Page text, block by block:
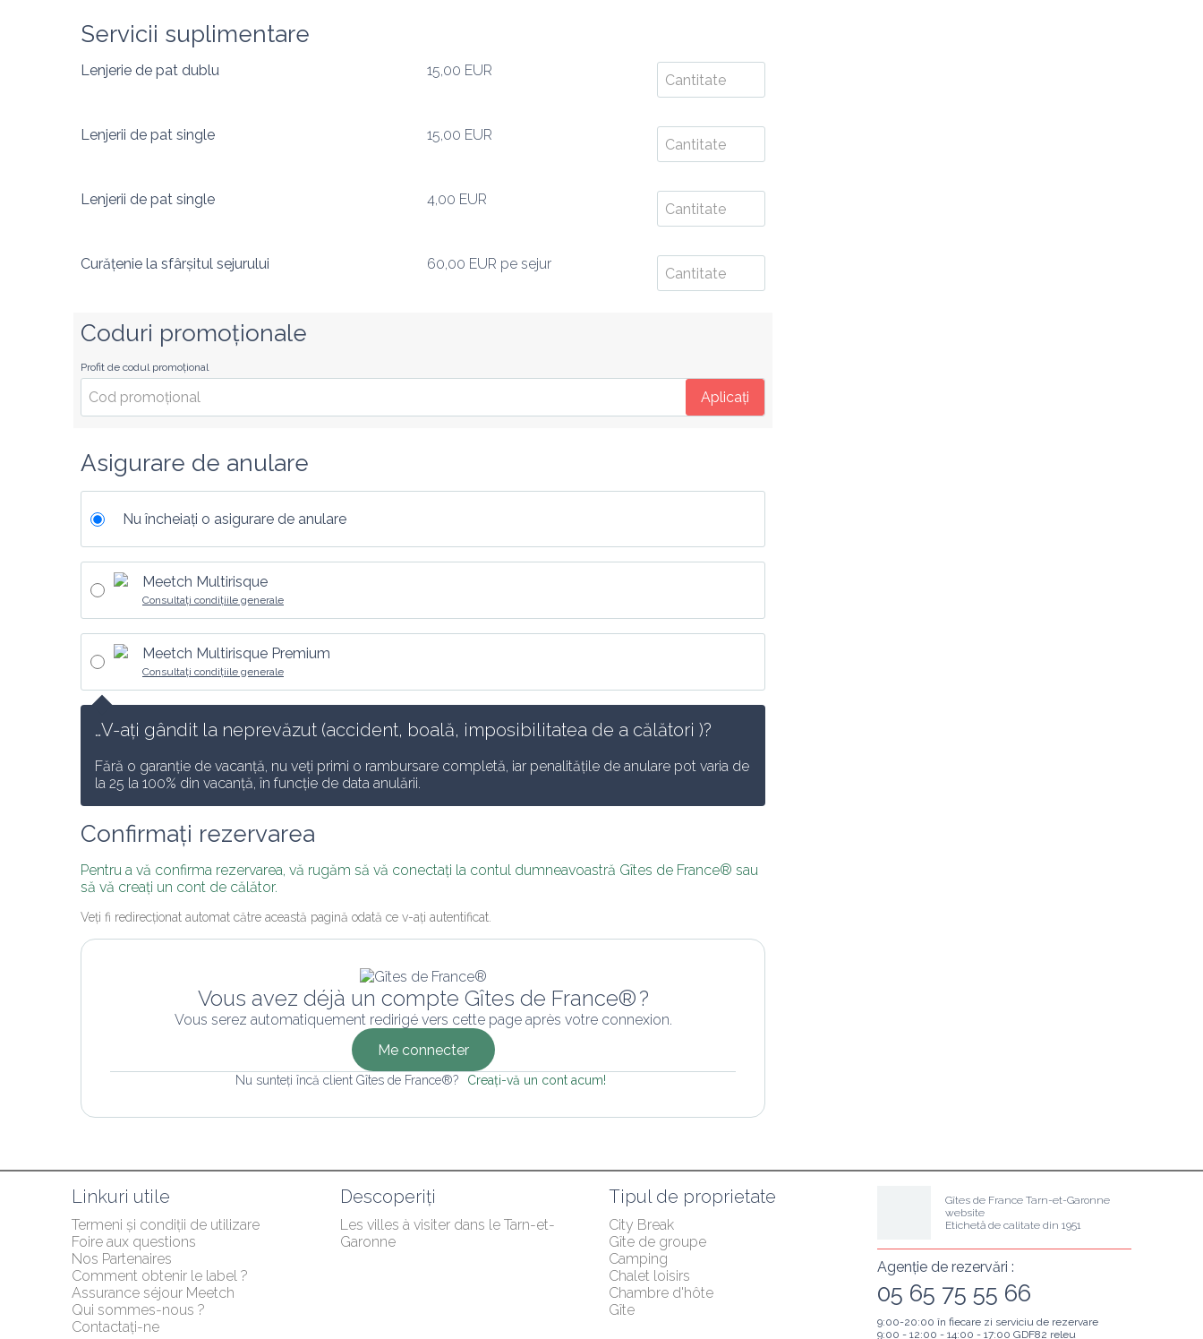
Servicii suplimentare
Lenjerie de pat dublu 15,00 EUR
Lenjerii de pat single 15,00 EUR
Lenjerii de pat single 4,00 EUR
Curățenie la sfârșitul sejurului 60,00 EUR pe sejur
Coduri promoționale
Profit de codul promoțional
Aplicați
Asigurare de anulare
Nu încheiați o asigurare de anulare
Meetch Multirisque
Consultați condițiile generale
Meetch Multirisque Premium
Consultați condițiile generale
…V-ați gândit la neprevăzut (accident, boală, imposibilitatea de a călători )?
Fără o garanție de vacanță, nu veți primi o rambursare completă, iar penalitățile de anulare pot varia de
la 25 la 100% din vacanță, în funcție de data anulării.
Confirmați rezervarea
Pentru a vă confirma rezervarea, vă rugăm să vă conectați la contul dumneavoastră Gîtes de France® sau
să vă creați un cont de călător.
Veți fi redirecționat automat către această pagină odată ce v-ați autentificat.
Vous avez déjà un compte Gîtes de France® ?
Vous serez automatiquement redirigé vers cette page après votre connexion.
Me connecter
Nu sunteți încă client Gîtes de France®? Creați-vă un cont acum!
Linkuri utile
Termeni și condiții de utilizare
Foire aux questions
Nos Partenaires
Comment obtenir le label ?
Assurance séjour Meetch
Qui sommes-nous ?
Contactați-ne
Descoperiți
Les villes à visiter dans le Tarn-et-
Garonne
Tipul de proprietate
City Break
Gîte de groupe
Camping
Chalet loisirs
Chambre d'hôte
Gîte
Gîtes de France Tarn-et-Garonne
website
Etichetă de calitate din 1951
Agenție de rezervări :
05 65 75 55 66
9:00-20:00 în fiecare zi serviciu de rezervare
9:00 - 12:00 - 14:00 - 17:00 GDF82 releu